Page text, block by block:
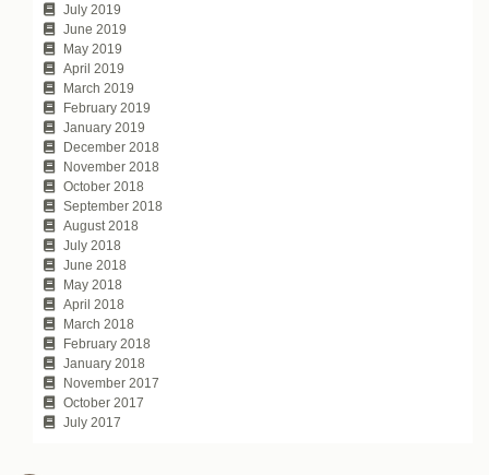
July 2019
June 2019
May 2019
April 2019
March 2019
February 2019
January 2019
December 2018
November 2018
October 2018
September 2018
August 2018
July 2018
June 2018
May 2018
April 2018
March 2018
February 2018
January 2018
November 2017
October 2017
July 2017